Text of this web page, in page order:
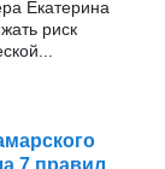
Екатерина
риск
7 правил